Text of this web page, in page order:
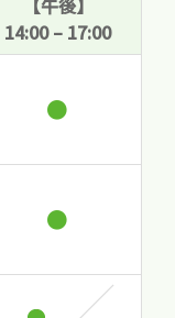
【午後】
14:00 – 17:00
●
●